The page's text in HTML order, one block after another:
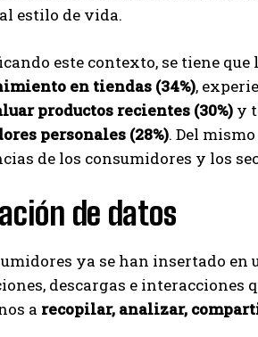
estilo de vida.
este contexto, se tiene
en tiendas (34%),
productos recientes (30%) y
personales (28%). Del
de los consumidores y los
de datos
ya se han insertado
descargas e interacciones
a recopilar, analizar,